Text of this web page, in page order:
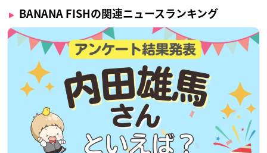
BANANA FISHの関連ニュースランキング